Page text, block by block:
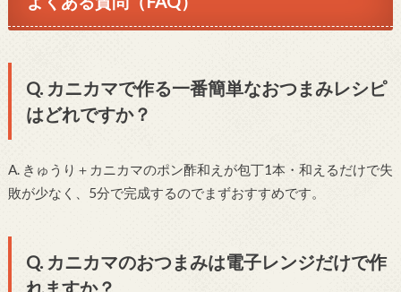
Q. カニカマで作る一番簡単なおつまみレシピ
はどれですか？
A. きゅうり＋カニカマのポン酢和えが包丁1本・和えるだけで失
敗が少なく、5分で完成するのでまずおすすめです。
Q. カニカマのおつまみは電子レンジだけで作
れますか？